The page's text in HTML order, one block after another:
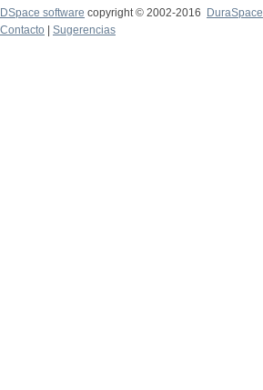
DSpace software copyright © 2002-2016
DuraSpace
Contacto
Sugerencias